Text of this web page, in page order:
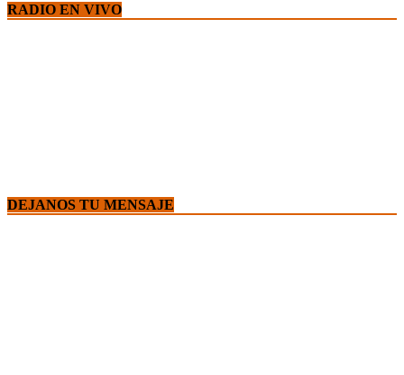
RADIO EN VIVO
DEJANOS TU MENSAJE